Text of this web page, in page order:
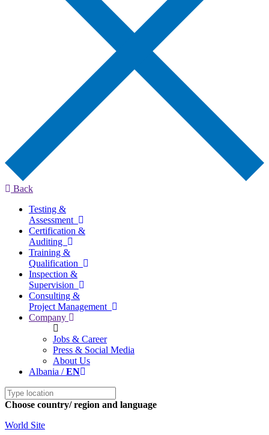
Back
Testing &
Assessment
Certification &
Auditing
Training &
Qualification
Inspection &
Supervision
Consulting &
Project Management
Company
Jobs & Career
Press & Social Media
About Us
Albania /EN
Choose country/ region and language
World Site